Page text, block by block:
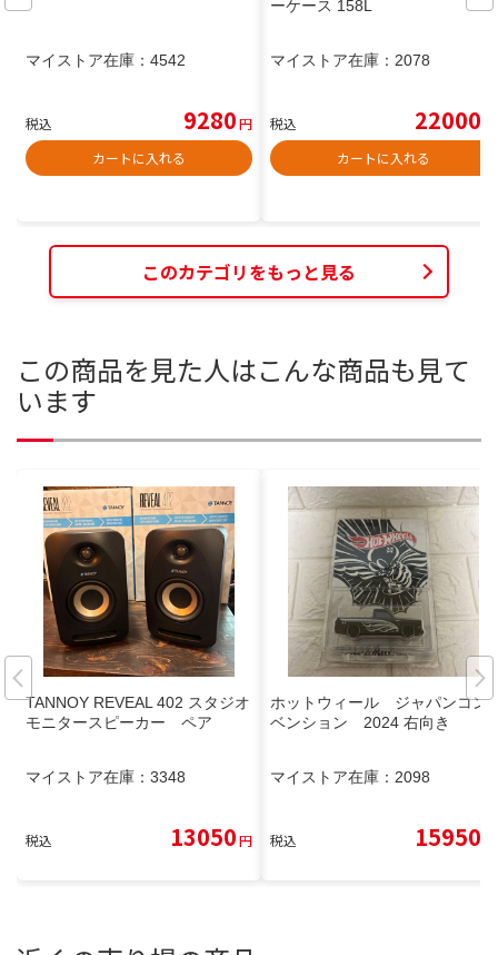
マイストア在庫： 4542
税込 9280円
カートに入れる
ーケース 158L
マイストア在庫： 2078
税込 22000
カートに入れる
このカテゴリをもっと見る
この商品を見た人はこんな商品も見て
います
TANNOY REVEAL 402 スタジオ
モニタースピーカー ペア
マイストア在庫： 3348
税込 13050円
ホットウィール ジャパンコン
ベンション 2024 右向き
マイストア在庫： 2098
税込 15950